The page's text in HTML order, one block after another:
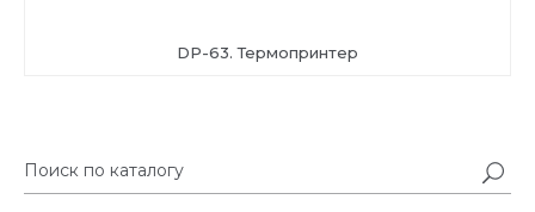
DP-63. Термопринтер